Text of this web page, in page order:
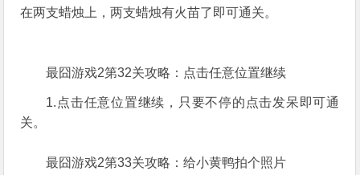
在两支蜡烛上，两支蜡烛有火苗了即可通关。
最囧游戏2第32关攻略：点击任意位置继续
1.点击任意位置继续，只要不停的点击发呆即可通
关。
最囧游戏2第33关攻略：给小黄鸭拍个照片